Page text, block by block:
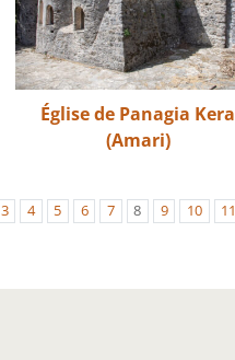
Église de Panagia Kera
(Amari)
3 4 5 6 7 8 9 10 11